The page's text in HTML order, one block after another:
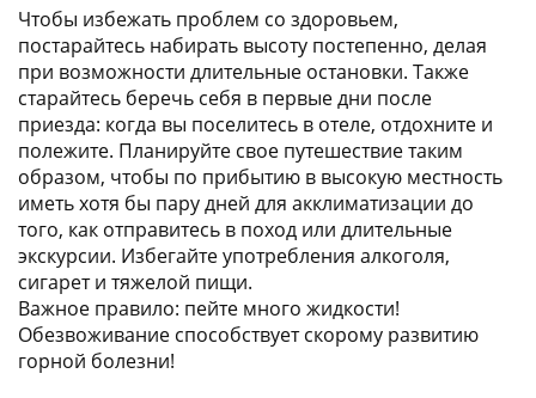
Чтобы избежать проблем со здоровьем,
постарайтесь набирать высоту постепенно, делая
при возможности длительные остановки. Также
старайтесь беречь себя в первые дни после
приезда: когда вы поселитесь в отеле, отдохните и
полежите. Планируйте свое путешествие таким
образом, чтобы по прибытию в высокую местность
иметь хотя бы пару дней для акклиматизации до
того, как отправитесь в поход или длительные
экскурсии. Избегайте употребления алкоголя,
сигарет и тяжелой пищи.
Важное правило: пейте много жидкости!
Обезвоживание способствует скорому развитию
горной болезни!